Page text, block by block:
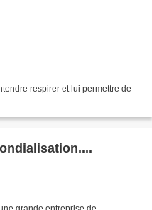
respirer et lui permettre de